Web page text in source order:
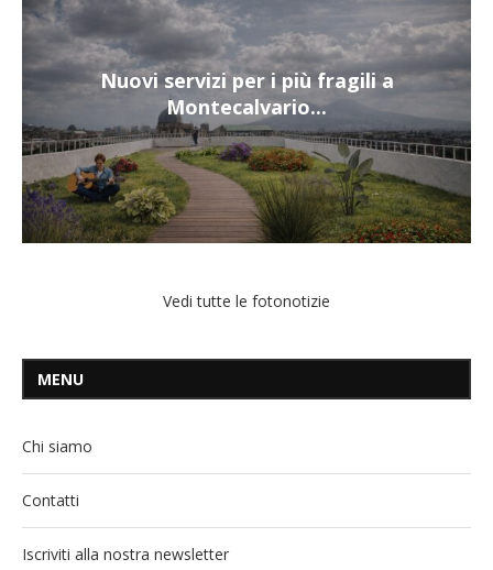
Nuovi servizi per i più fragili a
Montecalvario...
Vedi tutte le fotonotizie
MENU
Chi siamo
Contatti
Iscriviti alla nostra newsletter